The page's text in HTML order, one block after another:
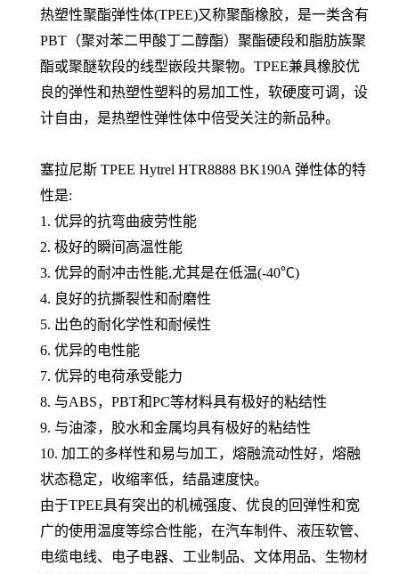
热塑性聚酯弹性体(TPEE)又称聚酯橡胶，是一类含有
PBT（聚对苯二甲酸丁二醇酯）聚酯硬段和脂肪族聚
酯或聚醚软段的线型嵌段共聚物。TPEE兼具橡胶优
良的弹性和热塑性塑料的易加工性，软硬度可调，设
计自由，是热塑性弹性体中倍受关注的新品种。
塞拉尼斯 TPEE Hytrel HTR8888 BK190A 弹性体的特
性是:
1. 优异的抗弯曲疲劳性能
2. 极好的瞬间高温性能
3. 优异的耐冲击性能,尤其是在低温(-40℃)
4. 良好的抗撕裂性和耐磨性
5. 出色的耐化学性和耐候性
6. 优异的电性能
7. 优异的电荷承受能力
8. 与ABS，PBT和PC等材料具有极好的粘结性
9. 与油漆，胶水和金属均具有极好的粘结性
10. 加工的多样性和易与加工，熔融流动性好，熔融
状态稳定，收缩率低，结晶速度快。
由于TPEE具有突出的机械强度、优良的回弹性和宽
广的使用温度等综合性能，在汽车制件、液压软管、
电缆电线、电子电器、工业制品、文体用品、生物材